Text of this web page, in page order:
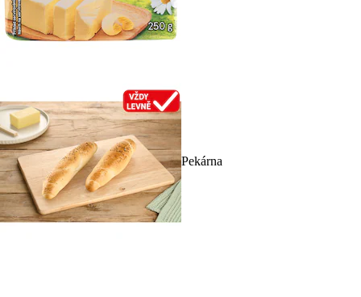
Pekárna